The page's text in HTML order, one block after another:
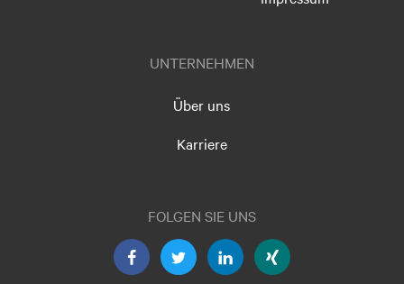
UNTERNEHMEN
Über uns
Karriere
FOLGEN SIE UNS